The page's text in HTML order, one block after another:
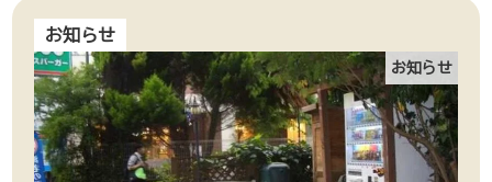
お知らせ
お知らせ